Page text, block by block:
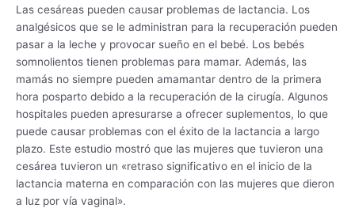
Las cesáreas pueden causar problemas de lactancia. Los
analgésicos que se le administran para la recuperación pueden
pasar a la leche y provocar sueño en el bebé. Los bebés
somnolientos tienen problemas para mamar. Además, las
mamás no siempre pueden amamantar dentro de la primera
hora posparto debido a la recuperación de la cirugía. Algunos
hospitales pueden apresurarse a ofrecer suplementos, lo que
puede causar problemas con el éxito de la lactancia a largo
plazo. Este estudio mostró que las mujeres que tuvieron una
cesárea tuvieron un «retraso significativo en el inicio de la
lactancia materna en comparación con las mujeres que dieron
a luz por vía vaginal».